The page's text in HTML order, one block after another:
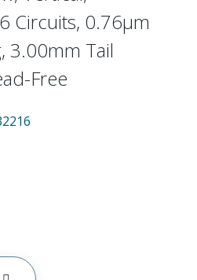
Circuits, 0.76µm
3.00mm Tail
Free